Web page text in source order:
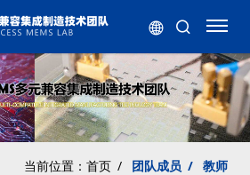
当前位置： 首页 / 团队成员 / 教师